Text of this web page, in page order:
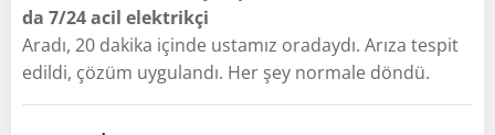
da 7/24 acil elektrikçi
Aradı, 20 dakika içinde ustamız oradaydı. Arıza tespit
edildi, çözüm uygulandı. Her şey normale döndü.